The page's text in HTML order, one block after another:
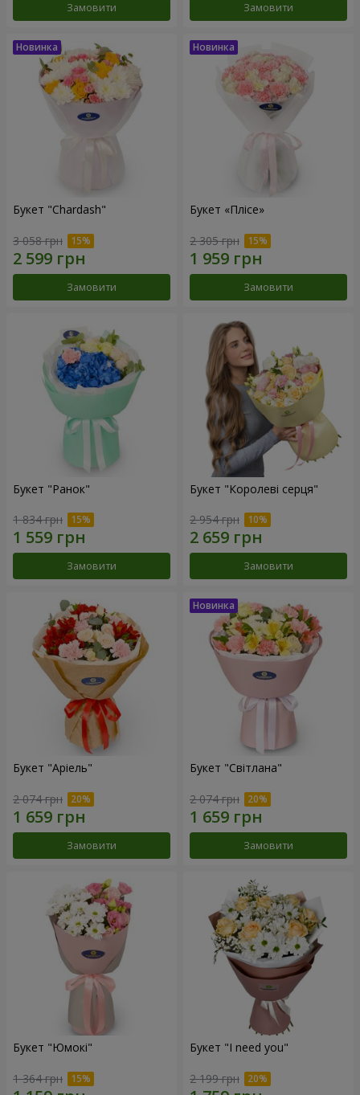
Замовити Замовити
Букет "Chardash"
3 058 грн
Замовити
Букет «Плісе»
2 305 грн
Замовити
Букет "Ранок"
1 834 грн
Замовити
Букет "Королеві серця"
2 954 грн
Замовити
Букет "Аріель"
2 074 грн
Замовити
Букет "Світлана"
2 074 грн
Замовити
Букет "Юмокі"
1 364 грн
Букет "I need you"
2 199 грн